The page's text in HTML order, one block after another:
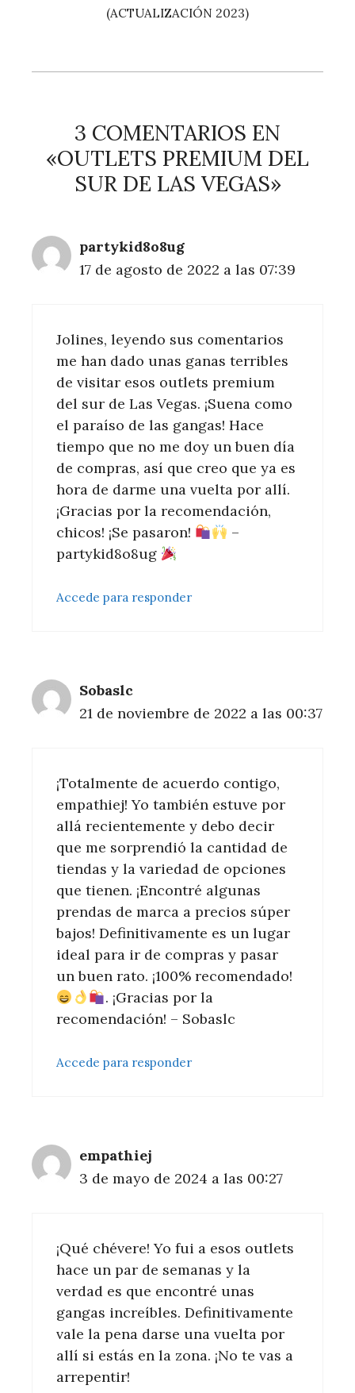
(ACTUALIZACIÓN 2023)
3 COMENTARIOS EN
«OUTLETS PREMIUM DEL
SUR DE LAS VEGAS»
partykid8o8ug
17 de agosto de 2022 a las 07:39
Jolines, leyendo sus comentarios
me han dado unas ganas terribles
de visitar esos outlets premium
del sur de Las Vegas. ¡Suena como
el paraíso de las gangas! Hace
tiempo que no me doy un buen día
de compras, así que creo que ya es
hora de darme una vuelta por allí.
¡Gracias por la recomendación,
chicos! ¡Se pasaron!
–
partykid8o8ug
Accede para responder
Sobaslc
21 de noviembre de 2022 a las 00:37
¡Totalmente de acuerdo contigo,
empathiej! Yo también estuve por
allá recientemente y debo decir
que me sorprendió la cantidad de
tiendas y la variedad de opciones
que tienen. ¡Encontré algunas
prendas de marca a precios súper
bajos! Definitivamente es un lugar
ideal para ir de compras y pasar
un buen rato. ¡100% recomendado!
. ¡Gracias por la
recomendación! – Sobaslc
Accede para responder
empathiej
3 de mayo de 2024 a las 00:27
¡Qué chévere! Yo fui a esos outlets
hace un par de semanas y la
verdad es que encontré unas
gangas increíbles. Definitivamente
vale la pena darse una vuelta por
allí si estás en la zona. ¡No te vas a
arrepentir!